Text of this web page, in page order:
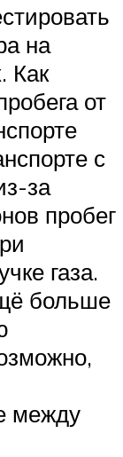
на
Как
от
с
за
пробег
газа.
больше
между